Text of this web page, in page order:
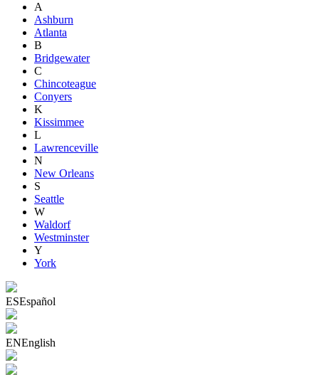
A
Ashburn
Atlanta
B
Bridgewater
C
Chincoteague
Conyers
K
Kissimmee
L
Lawrenceville
N
New Orleans
S
Seattle
W
Waldorf
Westminster
Y
York
ESEspañol
ENEnglish